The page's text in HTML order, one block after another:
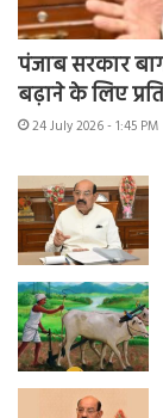
पंजाब सरकार
बढ़ाने के लिए
24 July 2026 - 1:45 PM